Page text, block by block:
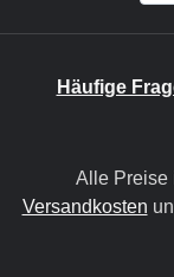
Häufige
Alle Preise
Versandkosten